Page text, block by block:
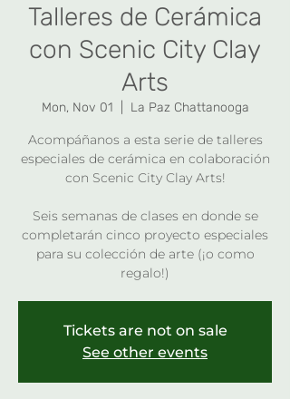
Talleres de Cerámica
con Scenic City Clay
Arts
Mon, Nov 01 La Paz Chattanooga
Acompáñanos a esta serie de talleres
especiales de cerámica en colaboración
con Scenic City Clay Arts!
Seis semanas de clases en donde se
completarán cinco proyecto especiales
para su colección de arte (¡o como
regalo!)
Tickets are not on sale
See other events